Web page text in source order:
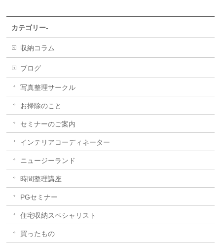
カテゴリー-
収納コラム
ブログ
写真整理サークル
お掃除のこと
セミナーのご案内
インテリアコーディネーター
ニュージーランド
時間整理講座
PGセミナー
住宅収納スペシャリスト
買ったもの